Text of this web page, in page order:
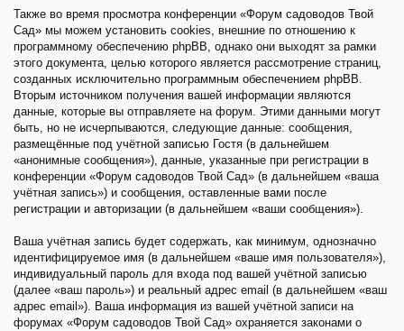
Также во время просмотра конференции «Форум садоводов Твой
Сад» мы можем установить cookies, внешние по отношению к
программному обеспечению phpBB, однако они выходят за рамки
этого документа, целью которого является рассмотрение страниц,
созданных исключительно программным обеспечением phpBB.
Вторым источником получения вашей информации являются
данные, которые вы отправляете на форум. Этими данными могут
быть, но не исчерпываются, следующие данные: сообщения,
размещённые под учётной записью Гостя (в дальнейшем
«анонимные сообщения»), данные, указанные при регистрации в
конференции «Форум садоводов Твой Сад» (в дальнейшем «ваша
учётная запись») и сообщения, оставленные вами после
регистрации и авторизации (в дальнейшем «ваши сообщения»).
Ваша учётная запись будет содержать, как минимум, однозначно
идентифицируемое имя (в дальнейшем «ваше имя пользователя»),
индивидуальный пароль для входа под вашей учётной записью
(далее «ваш пароль») и реальный адрес email (в дальнейшем «ваш
адрес email»). Ваша информация из вашей учётной записи на
форумах «Форум садоводов Твой Сад» охраняется законами о